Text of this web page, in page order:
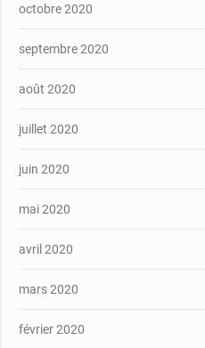
octobre 2020
septembre 2020
août 2020
juillet 2020
juin 2020
mai 2020
avril 2020
mars 2020
février 2020